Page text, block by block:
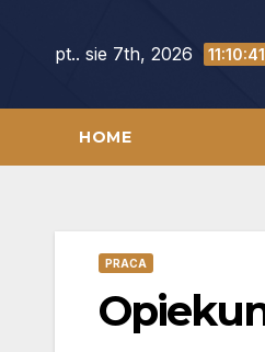
pt.. sie 7th, 2026
HOME
PRACA